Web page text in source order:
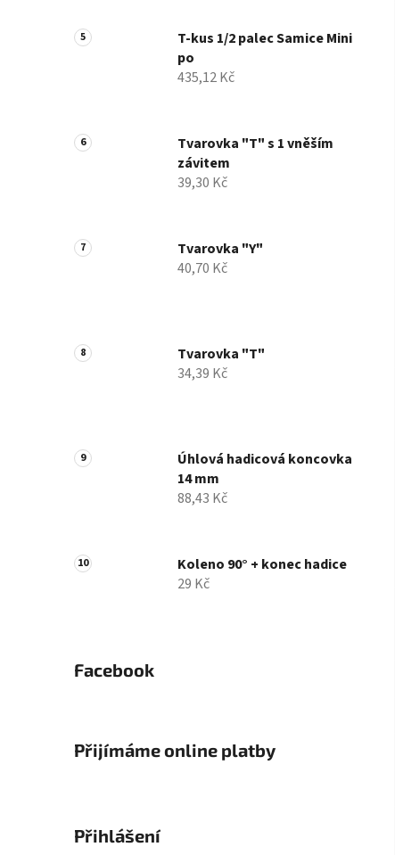
T-kus 1/2 palec Samice Mini
po
435,12 Kč
Tvarovka "T" s 1 vněším
závitem
39,30 Kč
Tvarovka "Y"
40,70 Kč
Tvarovka "T"
34,39 Kč
Úhlová hadicová koncovka
14 mm
88,43 Kč
Koleno 90° + konec hadice
29 Kč
Facebook
Přijímáme online platby
Přihlášení